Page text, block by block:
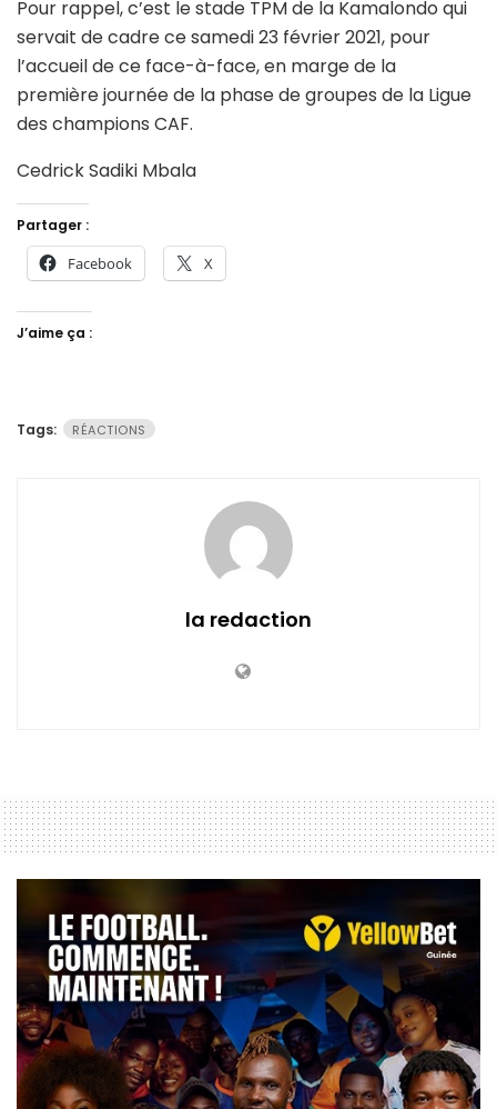
Pour rappel, c’est le stade TPM de la Kamalondo qui
servait de cadre ce samedi 23 février 2021, pour
l’accueil de ce face-à-face, en marge de la
première journée de la phase de groupes de la Ligue
des champions CAF.
Cedrick Sadiki Mbala
Partager :
Facebook X
J’aime ça :
Tags: RÉACTIONS
la redaction